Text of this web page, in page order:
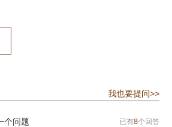
我也要提问>>
个问题 已有8个回答